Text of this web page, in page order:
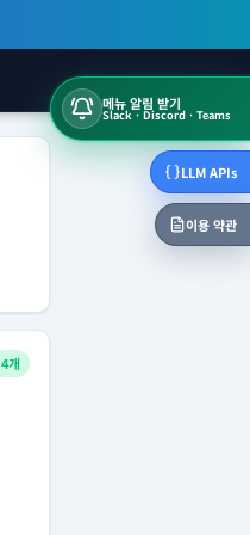
메뉴 알림 받기
Slack · Discord · Teams
LLM APIs
이용 약관
4개